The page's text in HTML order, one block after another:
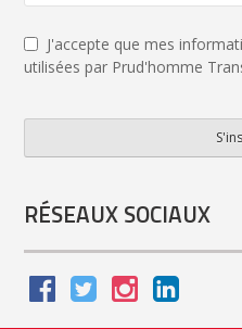
J'accepte que mes
utilisées par Prud'homme
Number *
RÉSEAUX SOCIAUX